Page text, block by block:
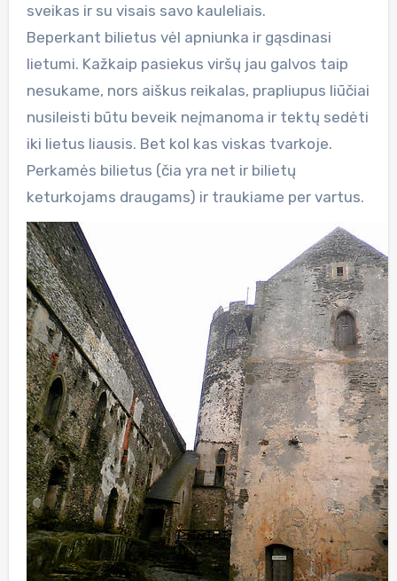
sveikas ir su visais savo kauleliais.
Beperkant bilietus vėl apniunka ir gąsdinasi
lietumi. Kažkaip pasiekus viršų jau galvos taip
nesukame, nors aiškus reikalas, prapliupus liūčiai
nusileisti būtu beveik neįmanoma ir tektų sedėti
iki lietus liausis. Bet kol kas viskas tvarkoje.
Perkamės bilietus (čia yra net ir bilietų
keturkojams draugams) ir traukiame per vartus.